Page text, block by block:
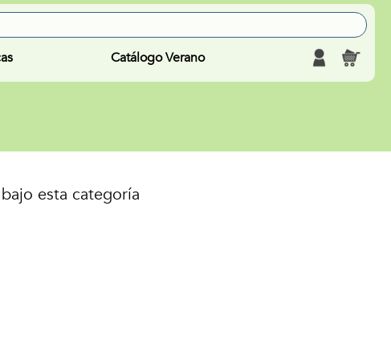
Catálogo Verano
esta categoría